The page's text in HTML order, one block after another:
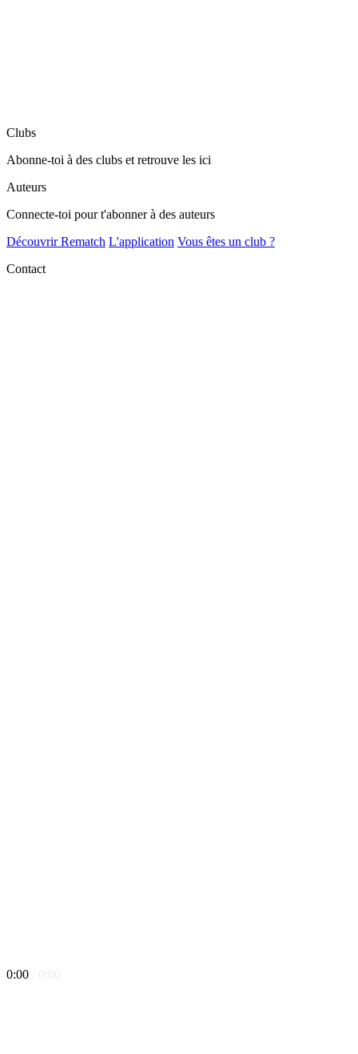
Clubs
Abonne-toi à des clubs et retrouve les ici
Auteurs
Connecte-toi pour t'abonner à des auteurs
Découvrir Rematch L'application Vous êtes un club ?
Contact
0:00